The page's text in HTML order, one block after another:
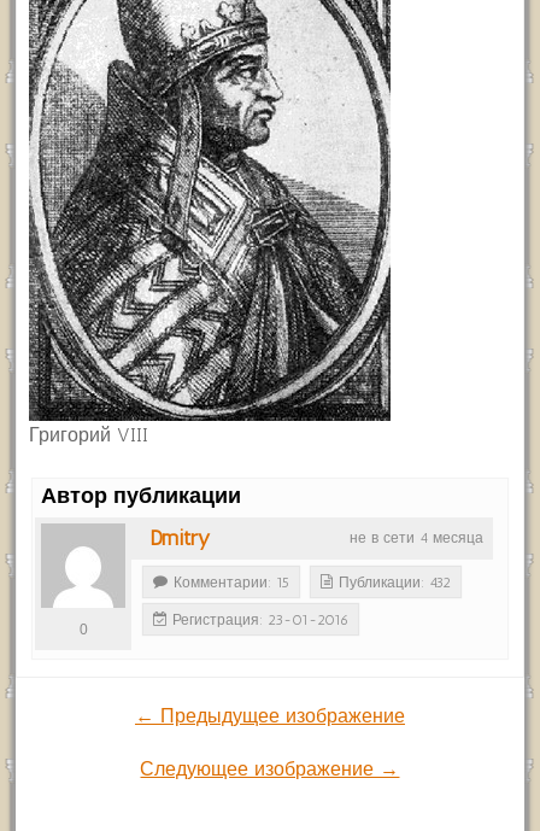
Григорий VIII
Автор публикации
не в сети 4 месяца
Dmitry
0
Комментарии: 15 Публикации: 432
Регистрация: 23-01-2016
← Предыдущее изображение
Следующее изображение →